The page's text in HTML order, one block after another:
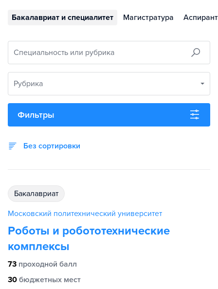
Бакалавриат и специалитет Магистратура
Специальность или рубрика
Рубрика
Фильтры
Без сортировки
бакалавриат
Московский политехнический университет
Роботы и робототехнические
комплексы
73 проходной балл
30 бюджетных мест